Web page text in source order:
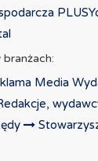
branżach:
Media